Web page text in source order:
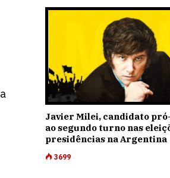
Javier Milei, candidato
ao segundo turno nas
presidências na Argentina
3699